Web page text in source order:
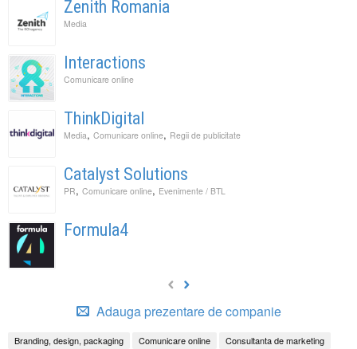
Zenith Romania
Media
Interactions
Comunicare online
ThinkDigital
Media, Comunicare online, Regii de publicitate
Catalyst Solutions
PR, Comunicare online, Evenimente / BTL
Formula4
Adauga prezentare de companie
Branding, design, packaging Comunicare online
Consultanta de marketing